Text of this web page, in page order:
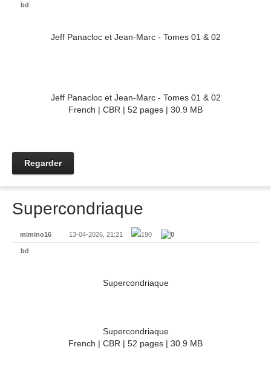
bd
Jeff Panacloc et Jean-Marc - Tomes 01 & 02
Jeff Panacloc et Jean-Marc - Tomes 01 & 02
French | CBR | 52 pages | 30.9 MB
Regarder
Supercondriaque
mimino16 13-04-2026, 21:21 190 0
bd
Supercondriaque
Supercondriaque
French | CBR | 52 pages | 30.9 MB